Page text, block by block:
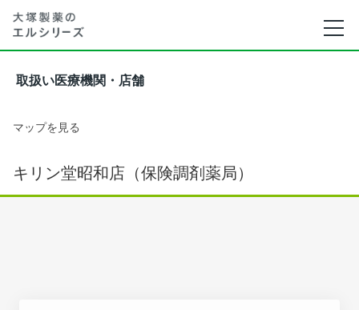
取扱い医療機関・店舗
マップを見る
キリン堂昭和店（保険調剤薬局）